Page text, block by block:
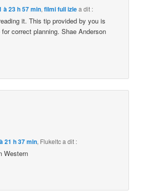
à 23 h 57 min,filmi full izlea dit :
it. This tip provided by you is
correct planning. Shae Anderson
21 h 37 min, Flukeltca dit :
Western